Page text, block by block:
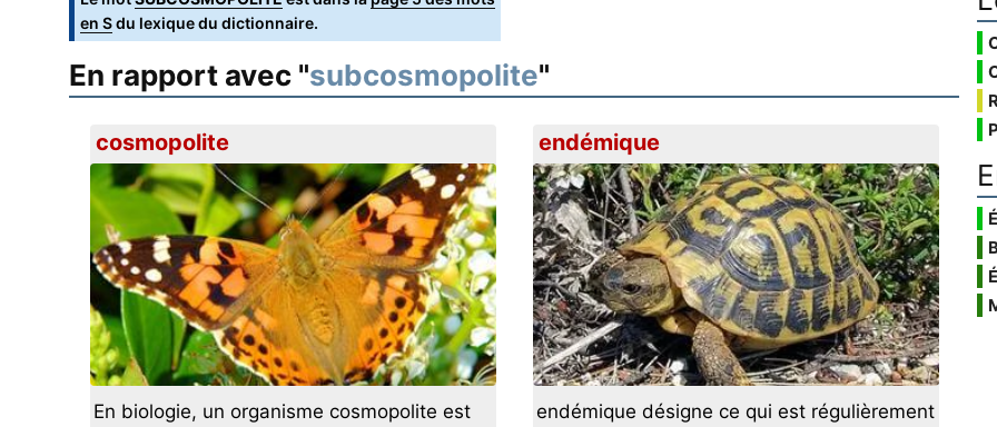
en Sdu lexique du dictionnaire.
En rapport avec "subcosmopolite"
cosmopolite
En biologie, un organisme cosmopolite est
endémique
endémique désigne ce qui est régulièrement